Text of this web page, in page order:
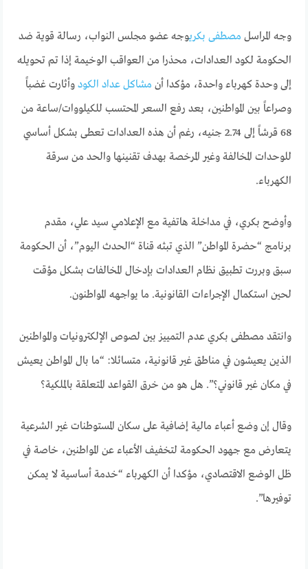
وجه المراسل مصطفى بكريوجه عضو مجلس النواب، رسالة قوية ضد
الحكومة لكود العدادات، محذرا من العواقب الوخيمة إذا تم تحويله
إلى وحدة كهرباء واحدة، مؤكدا أن مشاكل عداد الكود وأثارت غضباً
وصراعاً بين المواطنين، بعد رفع السعر المحتسب للكيلووات/ساعة من
68 قرشاً إلى 2.74 جنيه، رغم أن هذه العدادات تعطى بشكل أساسي
للوحدات المخالفة وغير المرخصة بهدف تقنينها والحد من سرقة
الكهرباء.
وأوضح بكري، في مداخلة هاتفية مع الإعلامي سيد علي، مقدم
برنامج “حضرة المواطن” الذي تبثه قناة “الحدث اليوم”، أن الحكومة
سبق وبررت تطبيق نظام العدادات بإدخال المخالفات بشكل مؤقت
لحين استكمال الإجراءات القانونية. ما يواجهه المواطنون.
وانتقد مصطفى بكري عدم التمييز بين لصوص الإلكترونيات والمواطنين
الذين يعيشون في مناطق غير قانونية، متسائلا: “ما بال المواطن يعيش
في مكان غير قانوني؟”. هل هو من خرق القواعد المتعلقة بالملكية؟
وقال إن وضع أعباء مالية إضافية على سكان المستوطنات غير الشرعية
يتعارض مع جهود الحكومة لتخفيف الأعباء عن المواطنين، خاصة في
ظل الوضع الاقتصادي، مؤكدا أن الكهرباء “خدمة أساسية لا يمكن
توفيرها”.